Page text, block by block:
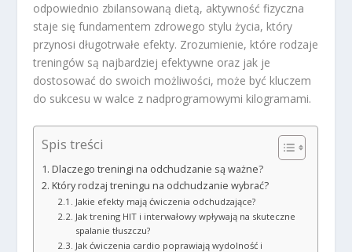
odpowiednio zbilansowaną dietą, aktywność fizyczna
staje się fundamentem zdrowego stylu życia, który
przynosi długotrwałe efekty. Zrozumienie, które rodzaje
treningów są najbardziej efektywne oraz jak je
dostosować do swoich możliwości, może być kluczem
do sukcesu w walce z nadprogramowymi kilogramami.
Spis treści
Dlaczego treningi na odchudzanie są ważne?
Który rodzaj treningu na odchudzanie wybrać?
Jakie efekty mają ćwiczenia odchudzające?
Jak trening HIT i interwałowy wpływają na skuteczne
spalanie tłuszczu?
Jak ćwiczenia cardio poprawiają wydolność i